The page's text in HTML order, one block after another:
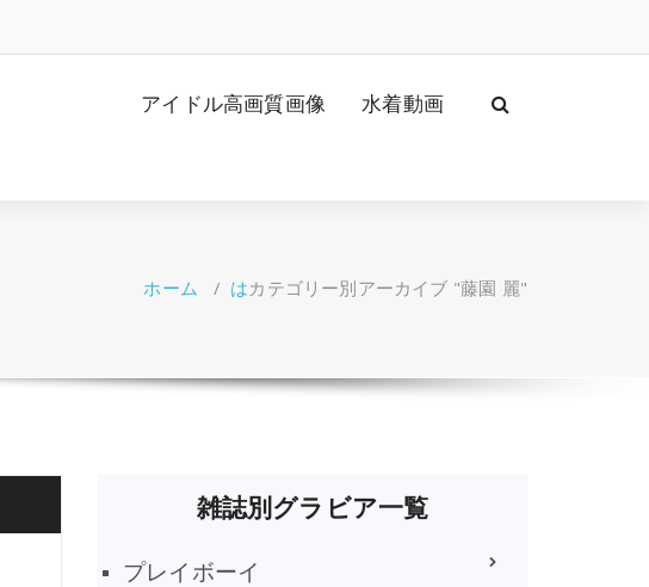
アイドル高画質画像 水着動画
ホーム / はカテゴリー別アーカイブ "藤園 麗"
雑誌別グラビア一覧
プレイボーイ